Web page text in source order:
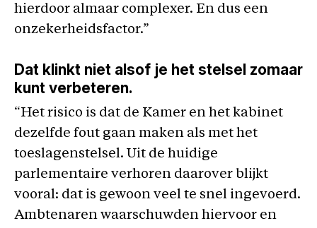
hierdoor almaar complexer. En dus een
onzekerheidsfactor.”
Dat klinkt niet alsof je het stelsel zomaar
kunt verbeteren.
“Het risico is dat de Kamer en het kabinet
dezelfde fout gaan maken als met het
toeslagenstelsel. Uit de huidige
parlementaire verhoren daarover blijkt
vooral: dat is gewoon veel te snel ingevoerd.
Ambtenaren waarschuwden hiervoor en